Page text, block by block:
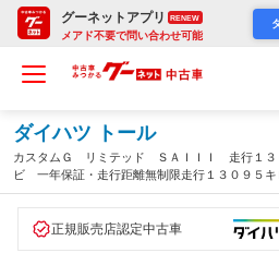
グーネットアプリ RENEW
メアド不要で問い合わせ可能
ダイハツ トール
カスタムＧ リミテッド ＳＡＩＩＩ 走行１３
ビ 一年保証・走行距離無制限走行１３０９５
ビ ブルートゥース 全周囲カメラ ドラレコ
（埼玉県）正規販売店認定中古車